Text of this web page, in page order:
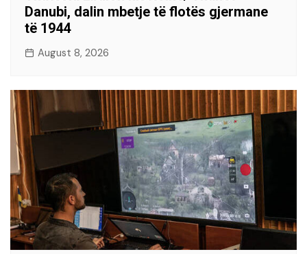
Danubi, dalin mbetje të flotës gjermane
të 1944
August 8, 2026